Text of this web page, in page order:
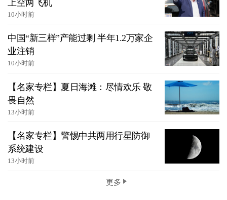
上空两飞机
10小时前
中国“新三样”产能过剩 半年1.2万家企
业注销
10小时前
【名家专栏】夏日海滩：尽情欢乐 敬
畏自然
13小时前
【名家专栏】警惕中共两用行星防御
系统建设
13小时前
更多